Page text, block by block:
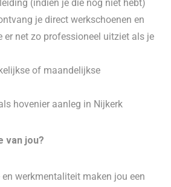
(indien je die nog niet hebt)
je direct werkschoenen en
er net zo professioneel uitziet als je
of maandelijkse
hovenier aanleg in Nijkerk
van jou?
werkmentaliteit maken jou een